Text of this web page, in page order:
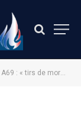
quatre blessés parmi les forces de l’ordre et trois manifestants touchés